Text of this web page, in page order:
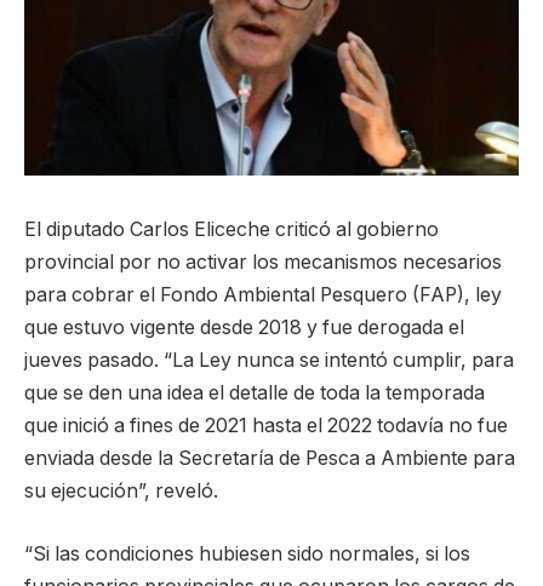
El diputado Carlos Eliceche criticó al gobierno
provincial por no activar los mecanismos necesarios
para cobrar el Fondo Ambiental Pesquero (FAP), ley
que estuvo vigente desde 2018 y fue derogada el
jueves pasado. “La Ley nunca se intentó cumplir, para
que se den una idea el detalle de toda la temporada
que inició a fines de 2021 hasta el 2022 todavía no fue
enviada desde la Secretaría de Pesca a Ambiente para
su ejecución”, reveló.
“Si las condiciones hubiesen sido normales, si los